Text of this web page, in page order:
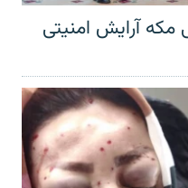
آرایش امنیتی